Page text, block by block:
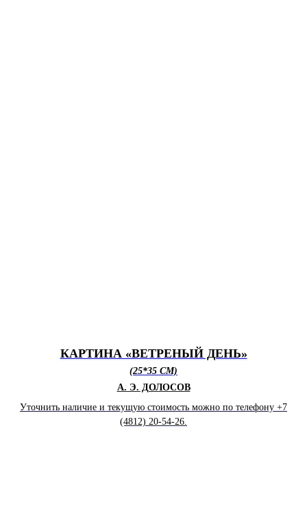
КАРТИНА «ВЕТРЕНЫЙ ДЕНЬ»
(25*35 СМ)
А. Э. ДОЛОСОВ
Уточнить наличие и текущую стоимость можно по телефону +7
(4812) 20-54-26.